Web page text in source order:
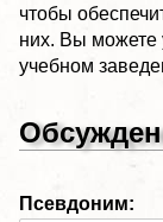
чтобы
них. Вы можете
учебном
Псевдоним: